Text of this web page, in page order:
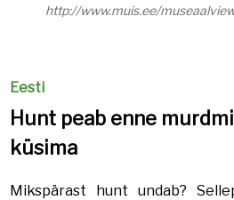
http://www.muis.ee/
Eesti
Hunt peab enne
küsima
Mikspärast hunt undab?